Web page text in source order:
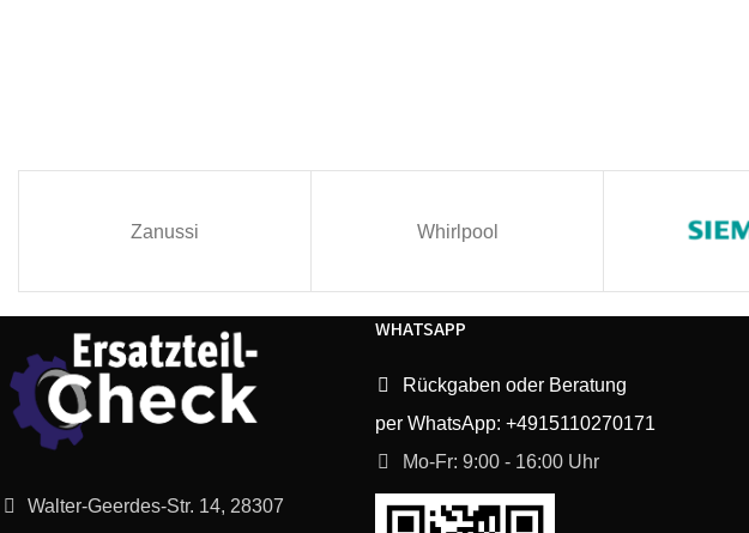
Zanussi Whirlpool
Walter-Geerdes-Str. 14, 28307
WHATSAPP
Rückgaben oder Beratung
per WhatsApp: +4915110270171
Mo-Fr: 9:00 - 16:00 Uhr